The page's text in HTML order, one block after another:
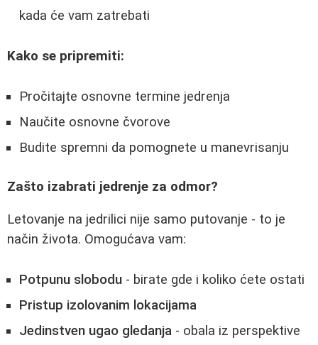
kada će vam zatrebati
Kako se pripremiti:
Pročitajte osnovne termine jedrenja
Naučite osnovne čvorove
Budite spremni da pomognete u manevrisanju
Zašto izabrati jedrenje za odmor?
Letovanje na jedrilici nije samo putovanje - to je
način života. Omogućava vam:
Potpunu slobodu - birate gde i koliko ćete ostati
Pristup izolovanim lokacijama
Jedinstven ugao gledanja - obala iz perspektive